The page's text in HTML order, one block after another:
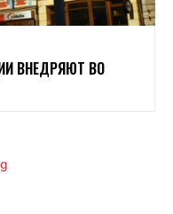
ВНЕДРЯЮТ ВО